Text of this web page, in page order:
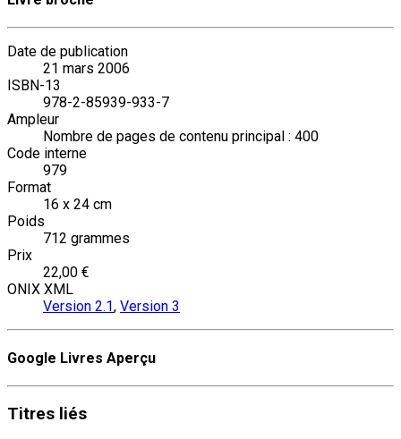
Date de publication
21 mars 2006
ISBN-13
978-2-85939-933-7
Ampleur
Nombre de pages de contenu principal : 400
Code interne
979
Format
16 x 24 cm
Poids
712 grammes
Prix
22,00 €
ONIX XML
Version 2.1, Version 3
Google Livres Aperçu
Titres liés